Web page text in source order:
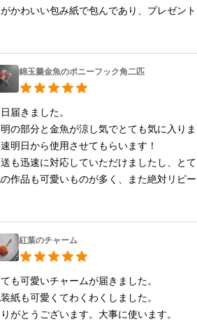
かわいい包み紙で包んであり、プレゼン
錦玉羹金魚のポニーフック角二匹
届きました。
の部分と金魚が涼し気でとても気に入りま
明日から使用させてもらいます！
も迅速に対応していただけましたし、とて
作品も可愛いものが多く、また絶対リピー
紅葉のチャーム
も可愛いチャームが届きました。
紙も可愛くてわくわくしました。
がとうございます。大事に使います。